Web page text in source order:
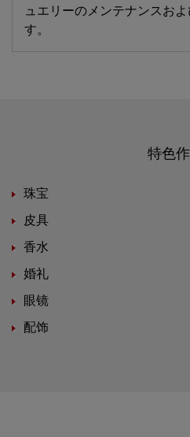
ュエリーのメンテナンスお
す。
特色
珠宝
皮具
香水
婚礼
眼镜
配饰